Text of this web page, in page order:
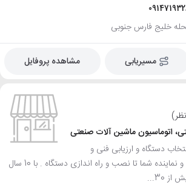
مسیریابی مشاهده پروفایل
اتوماسیون ماشین آلات صنعتی
دستگاه و ارزیابی فنی و
اقتصادی تامین کنندگان و نماینده شما تا نصب و راه اندازی دستگاه . با 10 سال
30...